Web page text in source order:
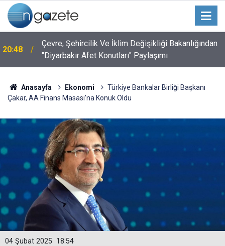
20:48
Çevre, Şehircilik Ve İklim Değişikliği Bakanlığından
"Diyarbakır Afet Konutları" Paylaşımı
Anasayfa Ekonomi
Türkiye Bankalar Birliği Başkanı
Çakar, AA Finans Masası'na Konuk Oldu
18:54
04 Şubat 2025